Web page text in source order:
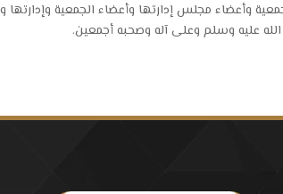
مجلس إدارتها وأعضاء الجمعية وإدارتها
عليه وسلم وعلى آله وصحبه أجمعين.